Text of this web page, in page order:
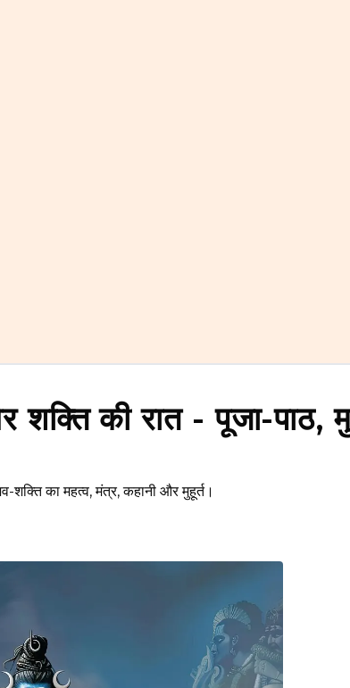
शक्ति की रात - पूजा-पाठ,
शक्ति का महत्व, मंत्र, कहानी और मुहूर्त।